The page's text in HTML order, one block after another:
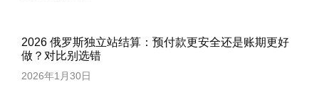
2026 俄罗斯独立站结算：预付款更安全还是账期更好
做？对比别选错
2026年1月30日